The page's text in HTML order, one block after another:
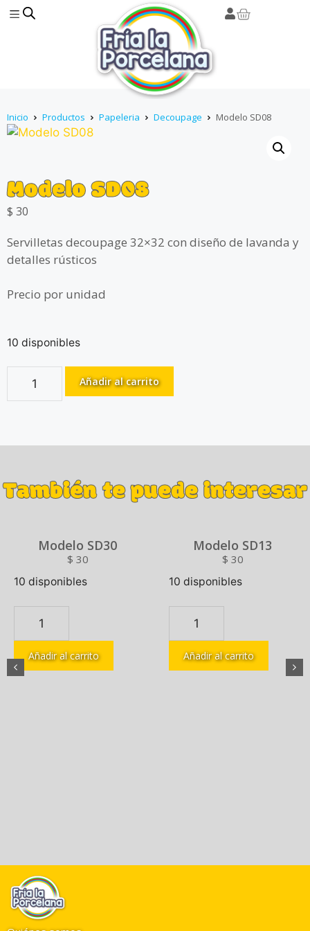
Inicio Productos Papeleria Decoupage Modelo SD08
Modelo SD08
$ 30
Servilletas decoupage 32×32 con diseño de lavanda y
detalles rústicos
Precio por unidad
10 disponibles
Añadir al carrito
También te puede interesar
Modelo SD30
$ 30
10 disponibles
Añadir al carrito
Modelo SD13
$ 30
10 disponibles
Añadir al carrito